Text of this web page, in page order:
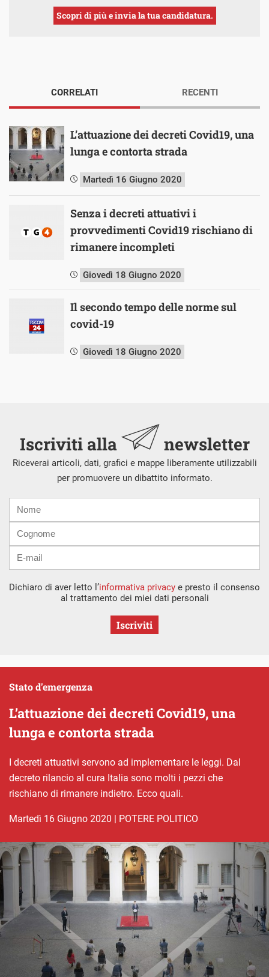
Scopri di più e invia la tua candidatura.
CORRELATI
L’attuazione dei decreti Covid19, una
lunga e contorta strada
Martedì 16 Giugno 2020
Senza i decreti attuativi i
provvedimenti Covid19 rischiano di
rimanere incompleti
Giovedì 18 Giugno 2020
Il secondo tempo delle norme sul
covid-19
Giovedì 18 Giugno 2020
RECENTI
Iscriviti alla newsletter
Riceverai articoli, dati, grafici e mappe liberamente utilizzabili
per promuovere un dibattito informato.
mail
Dichiaro di aver letto l’informativa privacy e presto il consenso
al trattamento dei miei dati personali
Iscriviti
L’attuazione dei decreti Covid19, una
lunga e contorta strada
Stato d'emergenza
I decreti attuativi servono ad implementare le leggi. Dal
decreto rilancio al cura Italia sono molti i pezzi che
rischiano di rimanere indietro. Ecco quali.
martedì 16 Giugno 2020 | POTERE POLITICO